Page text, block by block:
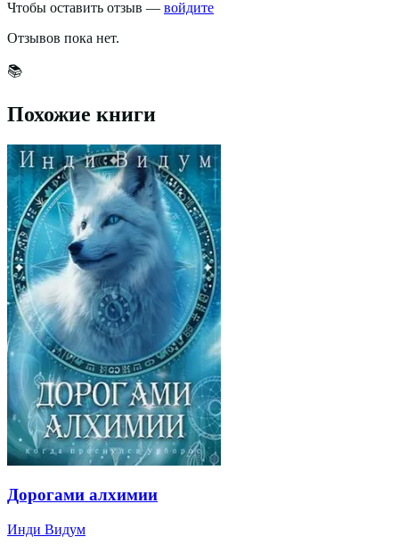
Чтобы оставить отзыв — войдите
Отзывов пока нет.
📚
Похожие книги
Дорогами алхимии
Инди Видум